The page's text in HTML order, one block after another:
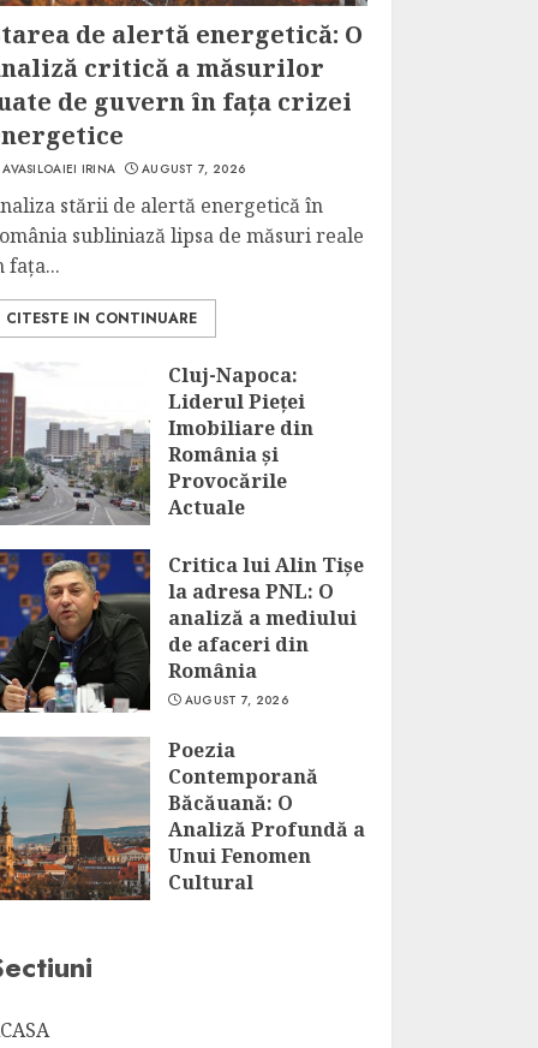
de alertă energetică: O
critică a măsurilor
de guvern în fața crizei
AVASILOAIEI IRINA AUGUST 7, 2026
stării de alertă energetică în
subliniază lipsa de măsuri reale
fața...
CITESTE IN CONTINUARE
Cluj-Napoca:
Liderul Pieței
Imobiliare din
România și
Provocările
Actuale
Critica lui Alin Tișe
la adresa PNL: O
analiză a mediului
de afaceri din
România
AUGUST 7, 2026
Poezia
Contemporană
Băcăuană: O
Analiză Profundă a
Unui Fenomen
Cultural